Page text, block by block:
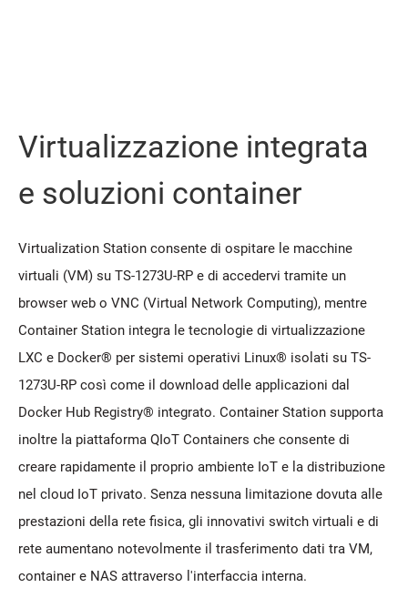
Virtualizzazione integrata
e soluzioni container
Virtualization Station consente di ospitare le macchine
virtuali (VM) su TS-1273U-RP e di accedervi tramite un
browser web o VNC (Virtual Network Computing), mentre
Container Station integra le tecnologie di virtualizzazione
LXC e Docker® per sistemi operativi Linux® isolati su TS-
1273U-RP così come il download delle applicazioni dal
Docker Hub Registry® integrato. Container Station supporta
inoltre la piattaforma QIoT Containers che consente di
creare rapidamente il proprio ambiente IoT e la distribuzione
nel cloud IoT privato. Senza nessuna limitazione dovuta alle
prestazioni della rete fisica, gli innovativi switch virtuali e di
rete aumentano notevolmente il trasferimento dati tra VM,
container e NAS attraverso l'interfaccia interna.